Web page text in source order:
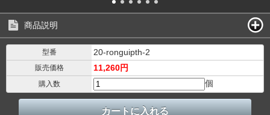
商品説明
型番 20-ronguipth-2
販売価格 11,260円
購入数 個